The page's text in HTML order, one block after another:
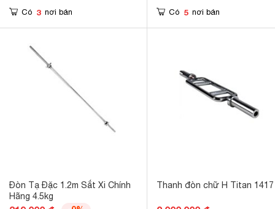
Có 3 nơi bán Có 5 nơi bán
Đòn Tạ Đặc 1.2m Sắt Xi Chính
Hãng 4.5kg
Thanh đòn chữ H Titan 1417